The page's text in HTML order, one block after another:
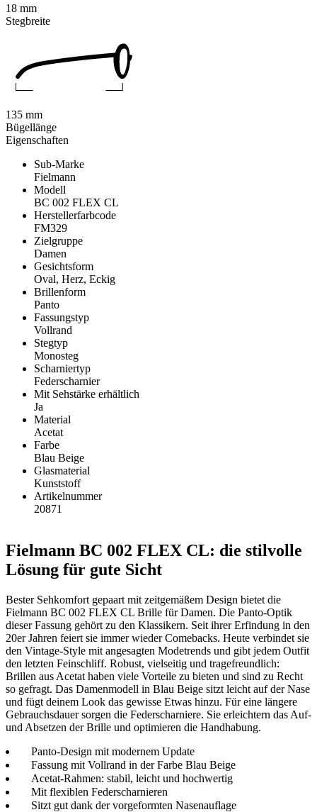
Eigenschaften
Sub-Marke
Fielmann
Modell
BC 002 FLEX CL
Herstellerfarbcode
FM329
Zielgruppe
Damen
Gesichtsform
Oval, Herz, Eckig
Brillenform
Panto
Fassungstyp
Vollrand
Stegtyp
Monosteg
Scharniertyp
Federscharnier
Mit Sehstärke erhältlich
Ja
Material
Acetat
Farbe
Blau Beige
Glasmaterial
Kunststoff
Artikelnummer
20871
Fielmann BC 002 FLEX CL: die stilvolle
Lösung für gute Sicht
Bester Sehkomfort gepaart mit zeitgemäßem Design bietet die
Fielmann BC 002 FLEX CL Brille für Damen. Die Panto-Optik
dieser Fassung gehört zu den Klassikern. Seit ihrer Erfindung in den
20er Jahren feiert sie immer wieder Comebacks. Heute verbindet sie
den Vintage-Style mit angesagten Modetrends und gibt jedem Outfit
den letzten Feinschliff. Robust, vielseitig und tragefreundlich:
Brillen aus Acetat haben viele Vorteile zu bieten und sind zu Recht
so gefragt. Das Damenmodell in Blau Beige sitzt leicht auf der Nase
und fügt deinem Look das gewisse Etwas hinzu. Für eine längere
Gebrauchsdauer sorgen die Federscharniere. Sie erleichtern das Auf-
und Absetzen der Brille und optimieren die Handhabung.
Panto-Design mit modernem Update
Fassung mit Vollrand in der Farbe Blau Beige
Acetat-Rahmen: stabil, leicht und hochwertig
Mit flexiblen Federscharnieren
Sitzt gut dank der vorgeformten Nasenauflage
18 mm
Stegbreite
135 mm
Bügellänge